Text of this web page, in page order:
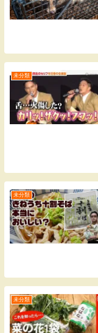
未分類
未分類
未分類